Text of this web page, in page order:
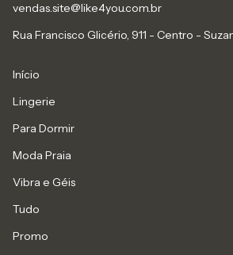
vendas.site@like4you.com.br
Rua Francisco Glicério, 911 - Centro -
Início
Lingerie
Para Dormir
Moda Praia
Vibra e Géis
Tudo
Promo